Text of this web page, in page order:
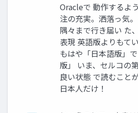
Oracleで 動作するよ
注の充実。洒落っ気
隅々まで行き届い た
表現 英語版よりもて
もはや「日本語版」
版」 いま、セルコの
良い状態 で読むこと
日本人だけ！